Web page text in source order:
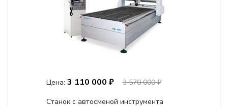
Цена: 3 110 000 ₽
3 570 000 ₽
Станок с автосменой инструмента